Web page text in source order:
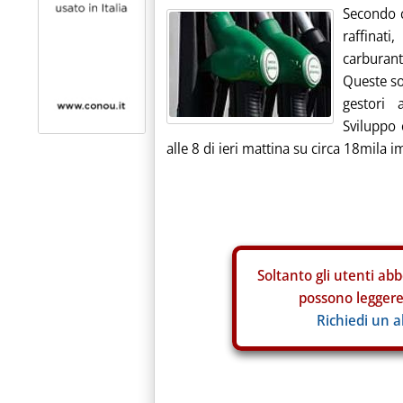
Queste
gestori
Sviluppo
alle 8 di ieri mattina su circa 18mila
Soltanto gli utenti
possono
Richiedi un